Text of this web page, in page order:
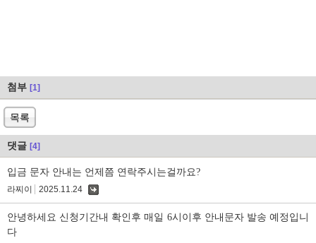
첨부 [1]
목록
댓글 [4]
입금 문자 안내는 언제쯤 연락주시는걸까요?
라찌이 2025.11.24
안녕하세요 신청기간내 확인후 매일 6시이후 안내문자 발송 예정입니
다